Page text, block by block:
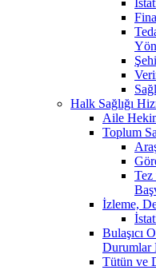
Halk Sağlığı
Aile
Toplum
Tez
İzleme,
Bulaşıcı
Durumlar
Tütün ve